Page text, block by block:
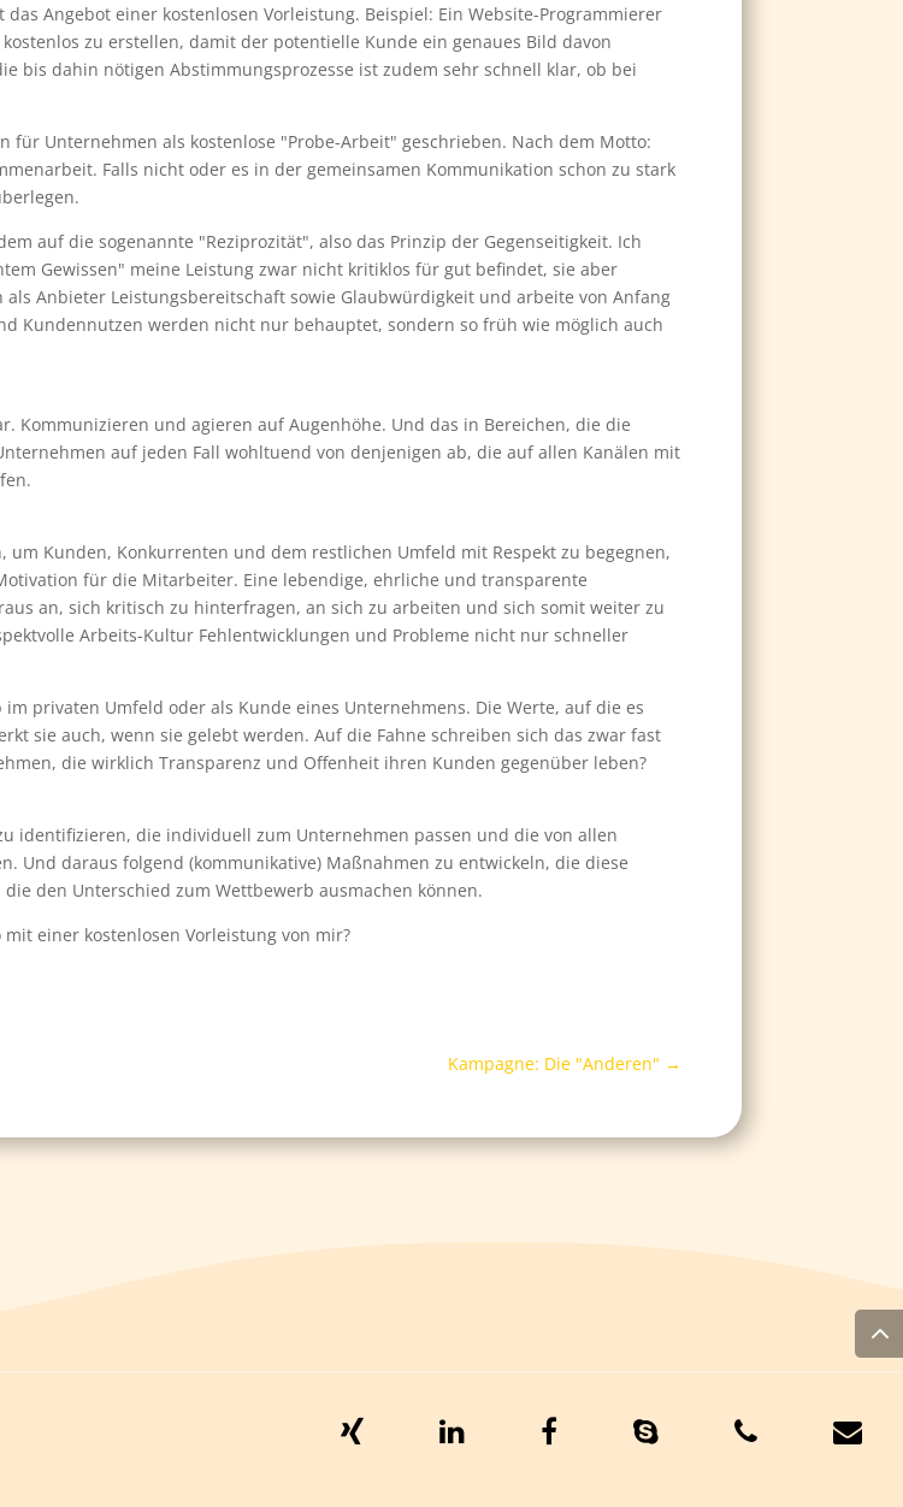
Angebot einer kostenlosen Vorleistung. Beispiel: Ein Website-Programmierer
zu erstellen, damit der potentielle Kunde ein genaues Bild davon
bis dahin nötigen Abstimmungsprozesse ist zudem sehr schnell klar, ob bei
für Unternehmen als kostenlose "Probe-Arbeit" geschrieben. Nach dem Motto:
Falls nicht oder es in der gemeinsamen Kommunikation schon zu stark
auf die sogenannte "Reziprozität", also das Prinzip der Gegenseitigkeit. Ich
Gewissen" meine Leistung zwar nicht kritiklos für gut befindet, sie aber
Anbieter Leistungsbereitschaft sowie Glaubwürdigkeit und arbeite von Anfang
Kundennutzen werden nicht nur behauptet, sondern so früh wie möglich auch
Kommunizieren und agieren auf Augenhöhe. Und das in Bereichen, die die
auf jeden Fall wohltuend von denjenigen ab, die auf allen Kanälen mit
Kunden, Konkurrenten und dem restlichen Umfeld mit Respekt zu begegnen,
für die Mitarbeiter. Eine lebendige, ehrliche und transparente
an, sich kritisch zu hinterfragen, an sich zu arbeiten und sich somit weiter zu
Arbeits-Kultur Fehlentwicklungen und Probleme nicht nur schneller
privaten Umfeld oder als Kunde eines Unternehmens. Die Werte, auf die es
sie auch, wenn sie gelebt werden. Auf die Fahne schreiben sich das zwar fast
die wirklich Transparenz und Offenheit ihren Kunden gegenüber leben?
identifizieren, die individuell zum Unternehmen passen und die von allen
daraus folgend (kommunikative) Maßnahmen zu entwickeln, die diese
den Unterschied zum Wettbewerb ausmachen können.
einer kostenlosen Vorleistung von mir?
Kampagne: Die "Anderen" →
………. ………. ………. ……….